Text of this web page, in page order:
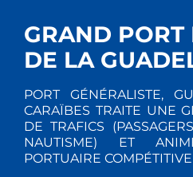
GRAND PORT
DE LA
PORT GÉNÉRALISTE,
CARAÏBES TRAITE UNE
DE TRAFICS
NAUTISME) ET
PORTUAIRE